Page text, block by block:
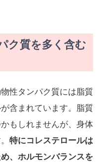
ク質を多く含む
性タンパク質には脂質
含まれています。脂質
もしれませんが、身体
特にコレステロールは
、ホルモンバランスを